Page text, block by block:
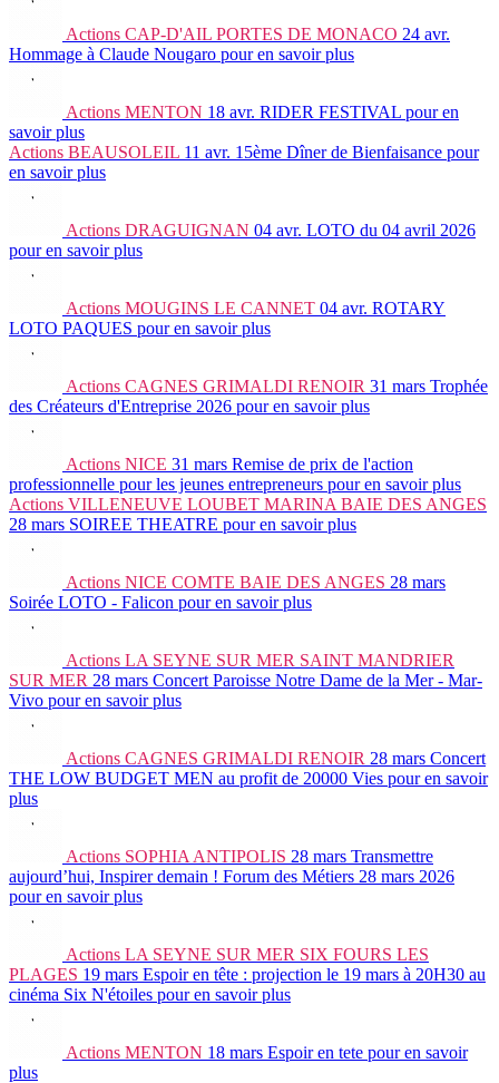
Actions CAP-D'AIL PORTES DE MONACO 24 avr.
Hommage à Claude Nougaro pour en savoir plus
Actions MENTON 18 avr. RIDER FESTIVAL pour en
savoir plus
Actions BEAUSOLEIL 11 avr. 15ème Dîner de Bienfaisance pour
en savoir plus
Actions DRAGUIGNAN 04 avr. LOTO du 04 avril 2026
pour en savoir plus
Actions MOUGINS LE CANNET 04 avr. ROTARY
LOTO PAQUES pour en savoir plus
Actions CAGNES GRIMALDI RENOIR 31 mars Trophée
des Créateurs d'Entreprise 2026 pour en savoir plus
Actions NICE 31 mars Remise de prix de l'action
professionnelle pour les jeunes entrepreneurs pour en savoir plus
Actions VILLENEUVE LOUBET MARINA BAIE DES ANGES
28 mars SOIREE THEATRE pour en savoir plus
Actions NICE COMTE BAIE DES ANGES 28 mars
Soirée LOTO - Falicon pour en savoir plus
Actions LA SEYNE SUR MER SAINT MANDRIER
SUR MER 28 mars Concert Paroisse Notre Dame de la Mer - Mar-
Vivo pour en savoir plus
Actions CAGNES GRIMALDI RENOIR 28 mars Concert
THE LOW BUDGET MEN au profit de 20000 Vies pour en savoir
plus
Actions SOPHIA ANTIPOLIS 28 mars Transmettre
aujourd’hui, Inspirer demain ! Forum des Métiers 28 mars 2026
pour en savoir plus
Actions LA SEYNE SUR MER SIX FOURS LES
PLAGES 19 mars Espoir en tête : projection le 19 mars à 20H30 au
cinéma Six N'étoiles pour en savoir plus
Actions MENTON 18 mars Espoir en tete pour en savoir
plus